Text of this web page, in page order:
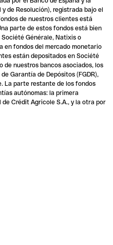
de Resolución), registrada bajo el
de nuestros clientes está
parte de estos fondos está bien
Générale, Natixis o
en fondos del mercado monetario
están depositados en Société
de nuestros bancos asociados, los
Garantía de Depósitos (FGDR),
La parte restante de los fondos
autónomas: la primera
Crédit Agricole S.A., y la otra por